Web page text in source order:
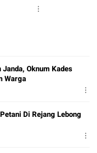
Oknum Kades
Warga
Di Rejang Lebong